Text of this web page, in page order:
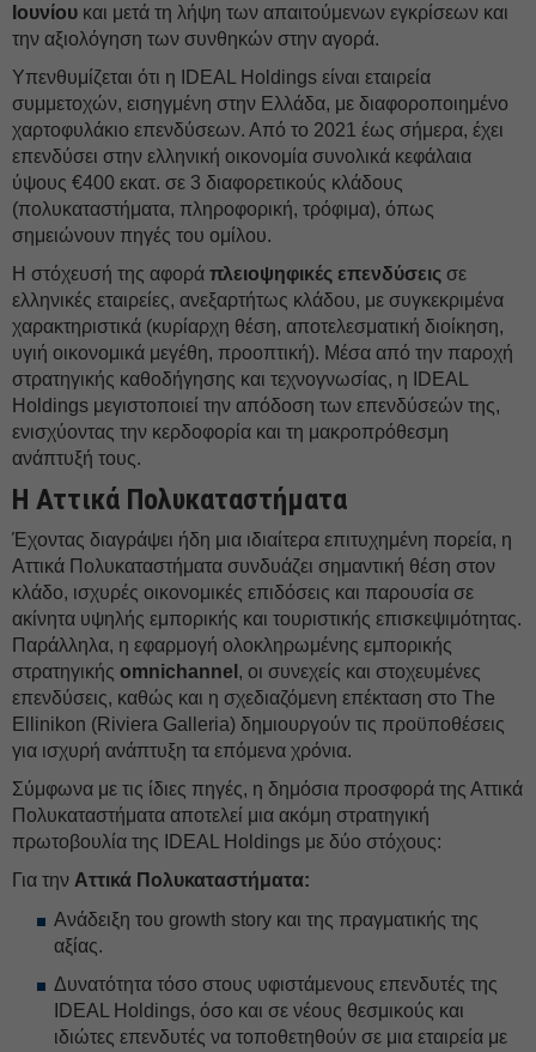
Ιουνίου και μετά τη λήψη των απαιτούμενων εγκρίσεων και
την αξιολόγηση των συνθηκών στην αγορά.
Υπενθυμίζεται ότι η IDEAL Holdings είναι εταιρεία
συμμετοχών, εισηγμένη στην Ελλάδα, με διαφοροποιημένο
χαρτοφυλάκιο επενδύσεων. Από το 2021 έως σήμερα, έχει
επενδύσει στην ελληνική οικονομία συνολικά κεφάλαια
ύψους €400 εκατ. σε 3 διαφορετικούς κλάδους
(πολυκαταστήματα, πληροφορική, τρόφιμα), όπως
σημειώνουν πηγές του ομίλου.
Η στόχευσή της αφορά πλειοψηφικές επενδύσεις σε
ελληνικές εταιρείες, ανεξαρτήτως κλάδου, με συγκεκριμένα
χαρακτηριστικά (κυρίαρχη θέση, αποτελεσματική διοίκηση,
υγιή οικονομικά μεγέθη, προοπτική). Μέσα από την παροχή
στρατηγικής καθοδήγησης και τεχνογνωσίας, η IDEAL
Holdings μεγιστοποιεί την απόδοση των επενδύσεών της,
ενισχύοντας την κερδοφορία και τη μακροπρόθεσμη
ανάπτυξή τους.
Η Αττικά Πολυκαταστήματα
Έχοντας διαγράψει ήδη μια ιδιαίτερα επιτυχημένη πορεία, η
Αττικά Πολυκαταστήματα συνδυάζει σημαντική θέση στον
κλάδο, ισχυρές οικονομικές επιδόσεις και παρουσία σε
ακίνητα υψηλής εμπορικής και τουριστικής επισκεψιμότητας.
Παράλληλα, η εφαρμογή ολοκληρωμένης εμπορικής
στρατηγικής omnichannel , οι συνεχείς και στοχευμένες
επενδύσεις, καθώς και η σχεδιαζόμενη επέκταση στο The
Ellinikon (Riviera Galleria) δημιουργούν τις προϋποθέσεις
για ισχυρή ανάπτυξη τα επόμενα χρόνια.
Σύμφωνα με τις ίδιες πηγές, η δημόσια προσφορά της Αττικά
Πολυκαταστήματα αποτελεί μια ακόμη στρατηγική
πρωτοβουλία της IDEAL Holdings με δύο στόχους:
Για την Αττικά Πολυκαταστήματα:
Ανάδειξη του growth story και της πραγματικής της
αξίας.
Δυνατότητα τόσο στους υφιστάμενους επενδυτές της
IDEAL Holdings, όσο και σε νέους θεσμικούς και
ιδιώτες επενδυτές να τοποθετηθούν σε μια εταιρεία με